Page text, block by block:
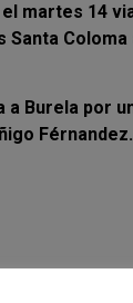
martes 14
Santa Coloma
a Burela por
Férnandez.